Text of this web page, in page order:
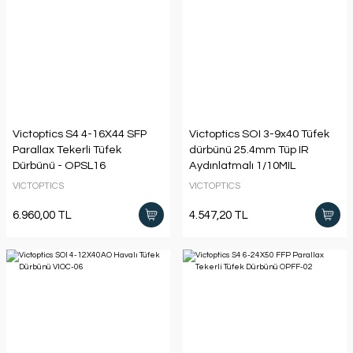
Victoptics S4 4-16X44 SFP
Parallax Tekerli Tüfek
Dürbünü - OPSL16
VICTOPTICS
6.960,00 TL
Victoptics SOI 3-9x40 Tüfek
dürbünü 25.4mm Tüp IR
Aydınlatmalı 1/10MIL
VICTOPTICS
4.547,20 TL